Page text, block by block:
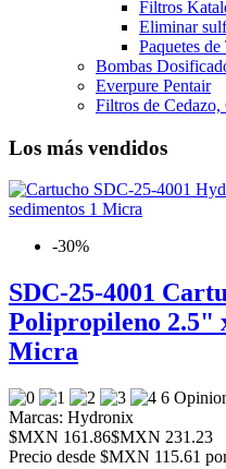
Filtros
Eliminar
Paquetes
Bombas
Everpure Pentair
Filtros de Cedazo,
Los más vendidos
-30%
SDC-25-4001
Polipropileno 2.5"
Micra
6
Marcas: Hydronix
$MXN 161.86$MXN 231.23
Precio desde $MXN 115.61